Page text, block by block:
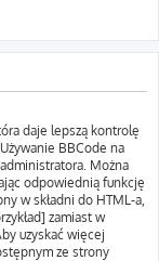
daje lepszą kontrolę
BBCode na
Można
odpowiednią funkcję
w składni do HTML-a,
zamiast w
uzyskać więcej
ze strony